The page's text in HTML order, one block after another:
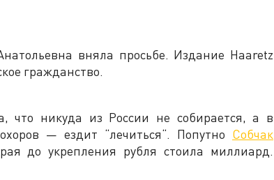
вняла просьбе. Издание Haaretz
гражданство.
что никуда из России не собирается, а в
— ездит “лечиться“. Попутно Собчак
до укрепления рубля стоила миллиард.